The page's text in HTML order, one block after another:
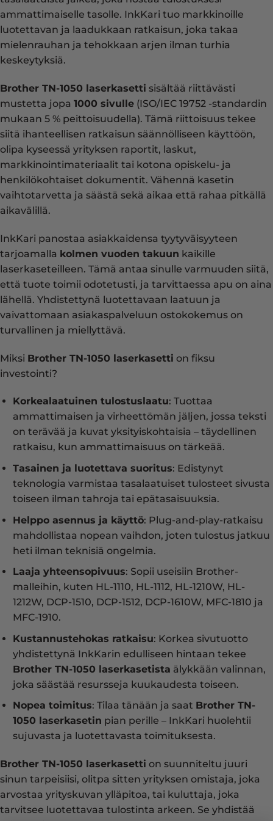
ammattimaiselle tasolle. InkKari tuo markkinoille
luotettavan ja laadukkaan ratkaisun, joka takaa
mielenrauhan ja tehokkaan arjen ilman turhia
keskeytyksiä.
Brother TN-1050 laserkasetti sisältää riittävästi
mustetta jopa 1000 sivulle (ISO/IEC 19752 -standardin
mukaan 5 % peittoisuudella). Tämä riittoisuus tekee
siitä ihanteellisen ratkaisun säännölliseen käyttöön,
olipa kyseessä yrityksen raportit, laskut,
markkinointimateriaalit tai kotona opiskelu- ja
henkilökohtaiset dokumentit. Vähennä kasetin
vaihtotarvetta ja säästä sekä aikaa että rahaa pitkällä
aikavälillä.
InkKari panostaa asiakkaidensa tyytyväisyyteen
tarjoamalla kolmen vuoden takuun kaikille
laserkaseteilleen. Tämä antaa sinulle varmuuden siitä,
että tuote toimii odotetusti, ja tarvittaessa apu on aina
lähellä. Yhdistettynä luotettavaan laatuun ja
vaivattomaan asiakaspalveluun ostokokemus on
turvallinen ja miellyttävä.
Miksi Brother TN-1050 laserkasetti on fiksu
investointi?
Korkealaatuinen tulostuslaatu: Tuottaa
ammattimaisen ja virheettömän jäljen, jossa teksti
on terävää ja kuvat yksityiskohtaisia – täydellinen
ratkaisu, kun ammattimaisuus on tärkeää.
Tasainen ja luotettava suoritus: Edistynyt
teknologia varmistaa tasalaatuiset tulosteet sivusta
toiseen ilman tahroja tai epätasaisuuksia.
Helppo asennus ja käyttö: Plug-and-play-ratkaisu
mahdollistaa nopean vaihdon, joten tulostus jatkuu
heti ilman teknisiä ongelmia.
Laaja yhteensopivuus: Sopii useisiin Brother-
malleihin, kuten HL-1110, HL-1112, HL-1210W, HL-
1212W, DCP-1510, DCP-1512, DCP-1610W, MFC-1810 ja
MFC-1910.
Kustannustehokas ratkaisu: Korkea sivutuotto
yhdistettynä InkKarin edulliseen hintaan tekee
Brother TN-1050 laserkasetista älykkään valinnan,
joka säästää resursseja kuukaudesta toiseen.
Nopea toimitus: Tilaa tänään ja saat Brother TN-
1050 laserkasetin pian perille – InkKari huolehtii
sujuvasta ja luotettavasta toimituksesta.
Brother TN-1050 laserkasetti on suunniteltu juuri
sinun tarpeisiisi, olitpa sitten yrityksen omistaja, joka
arvostaa yrityskuvan ylläpitoa, tai kuluttaja, joka
tarvitsee luotettavaa tulostinta arkeen. Se yhdistää